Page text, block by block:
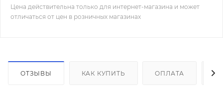
Цена действительна только для интернет-магазина и может
отличаться от цен в розничных магазинах
ОТЗЫВЫ КАК КУПИТЬ ОПЛАТА